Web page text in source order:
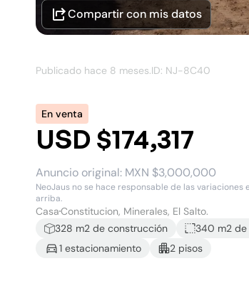
Compartir con mis datos
Publicado hace 8 meses.ID: NJ-8C40
En venta
USD $174,317
Anuncio original: MXN $3,000,000
NeoJaus no se hace responsable de las
arriba.
CasaConstitucion, Minerales, El Salto.
328 m2 de construcción 340 m2 de
1 estacionamiento 2 pisos